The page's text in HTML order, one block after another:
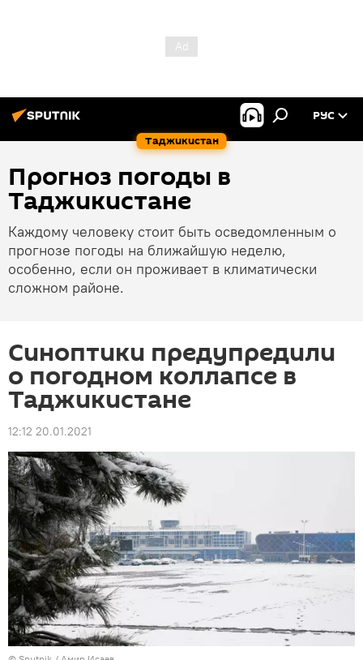
Таджикистан
РУС
Прогноз погоды в
Таджикистане
Каждому человеку стоит быть осведомленным о
прогнозе погоды на ближайшую неделю,
особенно, если он проживает в климатически
сложном районе.
Синоптики предупредили
о погодном коллапсе в
Таджикистане
12:12 20.01.2021